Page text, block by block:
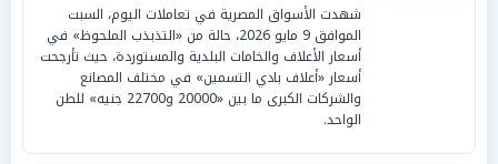
شهدت الأسواق المصرية في تعاملات اليوم، السبت
الموافق 9 مايو 2026، حالة من «التذبذب الملحوظ» في
أسعار الأعلاف والخامات البلدية والمستوردة، حيث تأرجحت
أسعار «أعلاف بادي التسمين» في مختلف المصانع
والشركات الكبرى ما بين «20000 و22700 جنيه» للطن
الواحد.